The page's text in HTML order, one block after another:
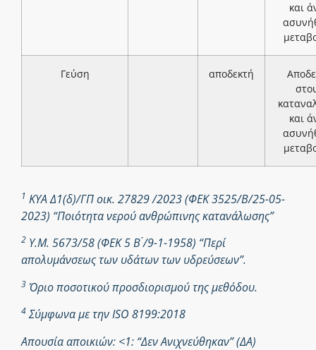
και
Γεύση αποδεκτή
και
1 ΚΥΑ Δ1(δ)/ΓΠ οικ. 27829 /2023 (ΦΕΚ 3525/Β/25-05-
2023) “Ποιότητα νερού ανθρώπινης κατανάλωσης”
2 Υ.Μ. 5673/58 (ΦΕΚ 5 Β ́/9-1-1958) “Περί
απολυμάνσεως των υδάτων των υδρεύσεων”.
3 Όριο ποσοτικού προσδιορισμού της μεθόδου.
4Σύμφωνα με την ISO 8199:2018
Απουσία αποικιών: <1: “Δεν Ανιχνεύθηκαν” (ΔΑ)